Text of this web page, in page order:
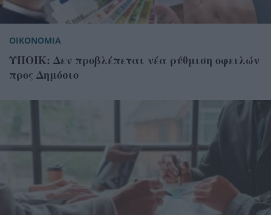
ΟΙΚΟΝΟΜΙΑ
ΥΠΟΙΚ: Δεν προβλέπεται νέα ρύθμιση οφειλών
προς Δημόσιο